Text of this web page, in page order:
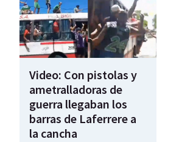
Video: Con pistolas y
ametralladoras de
guerra llegaban los
barras de Laferrere a
la cancha